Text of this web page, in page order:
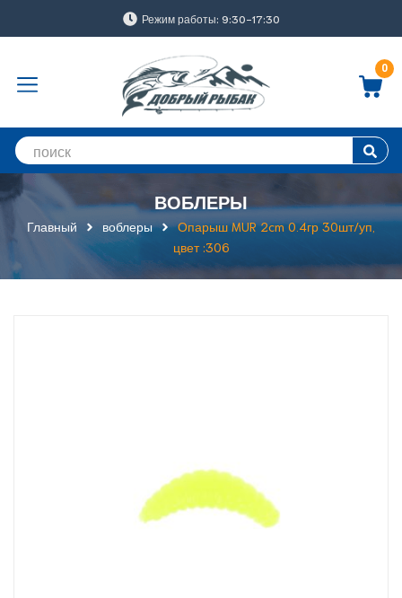
Режим работы: 9:30-17:30
0
ВОБЛЕРЫ
Главный воблеры
Опарыш MUR 2cm 0.4гр 30шт/уп,
цвет :306